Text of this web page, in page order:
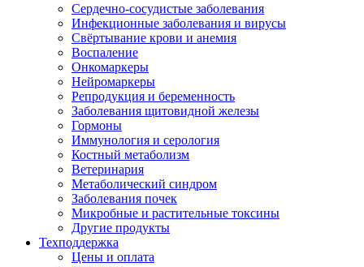
Сердечно-сосудистые заболевания
Инфекционные заболевания и вирусы
Свёртывание крови и анемия
Воспаление
Онкомаркеры
Нейромаркеры
Репродукция и беременность
Заболевания щитовидной железы
Гормоны
Иммунология и серология
Костный метаболизм
Ветеринария
Метаболический синдром
Заболевания почек
Микробные и растительные токсины
Другие продукты
Техподдержка
Цены и оплата